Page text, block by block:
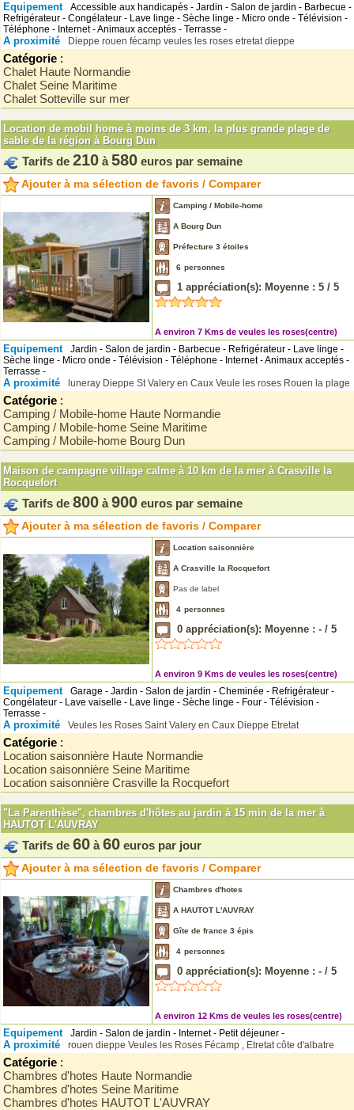
Equipement
Accessible aux handicapés - Jardin - Salon de jardin - Barbecue -
Refrigérateur - Congélateur - Lave linge - Sèche linge - Micro onde - Télévision -
Téléphone - Internet - Animaux acceptés - Terrasse -
A proximité Dieppe rouen fécamp veules les roses etretatdieppe
Catégorie :
Chalet Haute Normandie
Chalet Seine Maritime
Chalet Sotteville sur mer
Location de mobil home à moins de 3 km, la plus grande plage de
sable de la région à Bourg Dun
Tarifs de 210 à 580 euros par semaine
Ajouter à ma sélection de favoris / Comparer
Camping / Mobile-home
A Bourg Dun
Préfecture 3 étoiles
6 personnes
1 appréciation(s): Moyenne : 5 / 5
A environ 7 Kms de veules les roses(centre)
Equipement
Jardin - Salon de jardin - Barbecue - Refrigérateur - Lave linge -
Sèche linge - Micro onde - Télévision - Téléphone - Internet - Animaux acceptés -
Terrasse -
A proximité luneray Dieppe St Valery en Caux Veule les roses Rouen la plage
Catégorie :
Camping / Mobile-home Haute Normandie
Camping / Mobile-home Seine Maritime
Camping / Mobile-home Bourg Dun
Maison de campagne village calme à 10 km de la mer à Crasville la
Rocquefort
Tarifs de 800 à 900 euros par semaine
Ajouter à ma sélection de favoris / Comparer
Location saisonnière
A Crasville la Rocquefort
Pas de label
4 personnes
0 appréciation(s): Moyenne : - / 5
A environ 9 Kms de veules les roses(centre)
Equipement
Garage - Jardin - Salon de jardin - Cheminée - Refrigérateur -
Congélateur - Lave vaiselle - Lave linge - Sèche linge - Four - Télévision -
Terrasse -
A proximité Veules les Roses Saint Valery en Caux Dieppe Etretat
Catégorie :
Location saisonnière Haute Normandie
Location saisonnière Seine Maritime
Location saisonnière Crasville la Rocquefort
"La Parenthèse", chambres d'hôtes au jardin à 15 min de la mer à
HAUTOT L'AUVRAY
Tarifs de 60 à 60 euros par jour
Ajouter à ma sélection de favoris / Comparer
Chambres d'hotes
A HAUTOT L'AUVRAY
Gîte de france 3 épis
4 personnes
0 appréciation(s): Moyenne : - / 5
A environ 12 Kms de veules les roses(centre)
Equipement Jardin - Salon de jardin - Internet - Petit déjeuner -
A proximité rouen dieppe Veules les Roses Fécamp , Etretatcôte d'albatre
Catégorie :
Chambres d'hotes Haute Normandie
Chambres d'hotes Seine Maritime
Chambres d'hotes HAUTOT L'AUVRAY